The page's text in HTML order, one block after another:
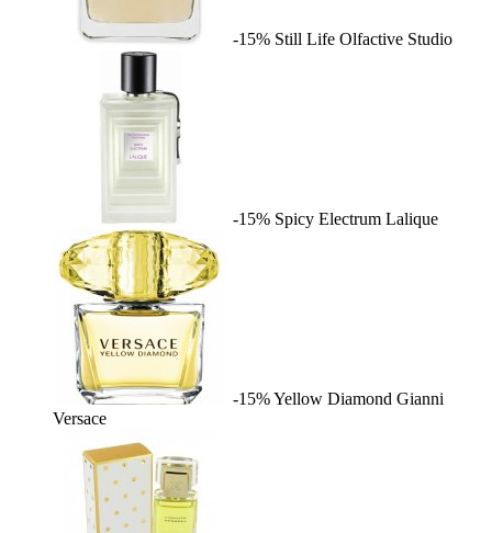
-15% Still Life Olfactive Studio
-15% Spicy Electrum Lalique
-15%Yellow Diamond Gianni
Versace